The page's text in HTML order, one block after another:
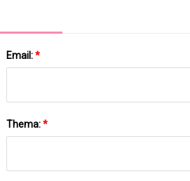
Email:*
Thema:*